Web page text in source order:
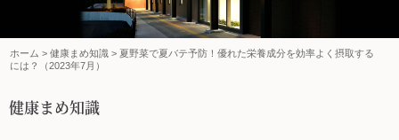
ホーム > 健康まめ知識 > 夏野菜で夏バテ予防！優れた栄養成分を効率よく摂取する
には？（2023年7月）
健康まめ知識